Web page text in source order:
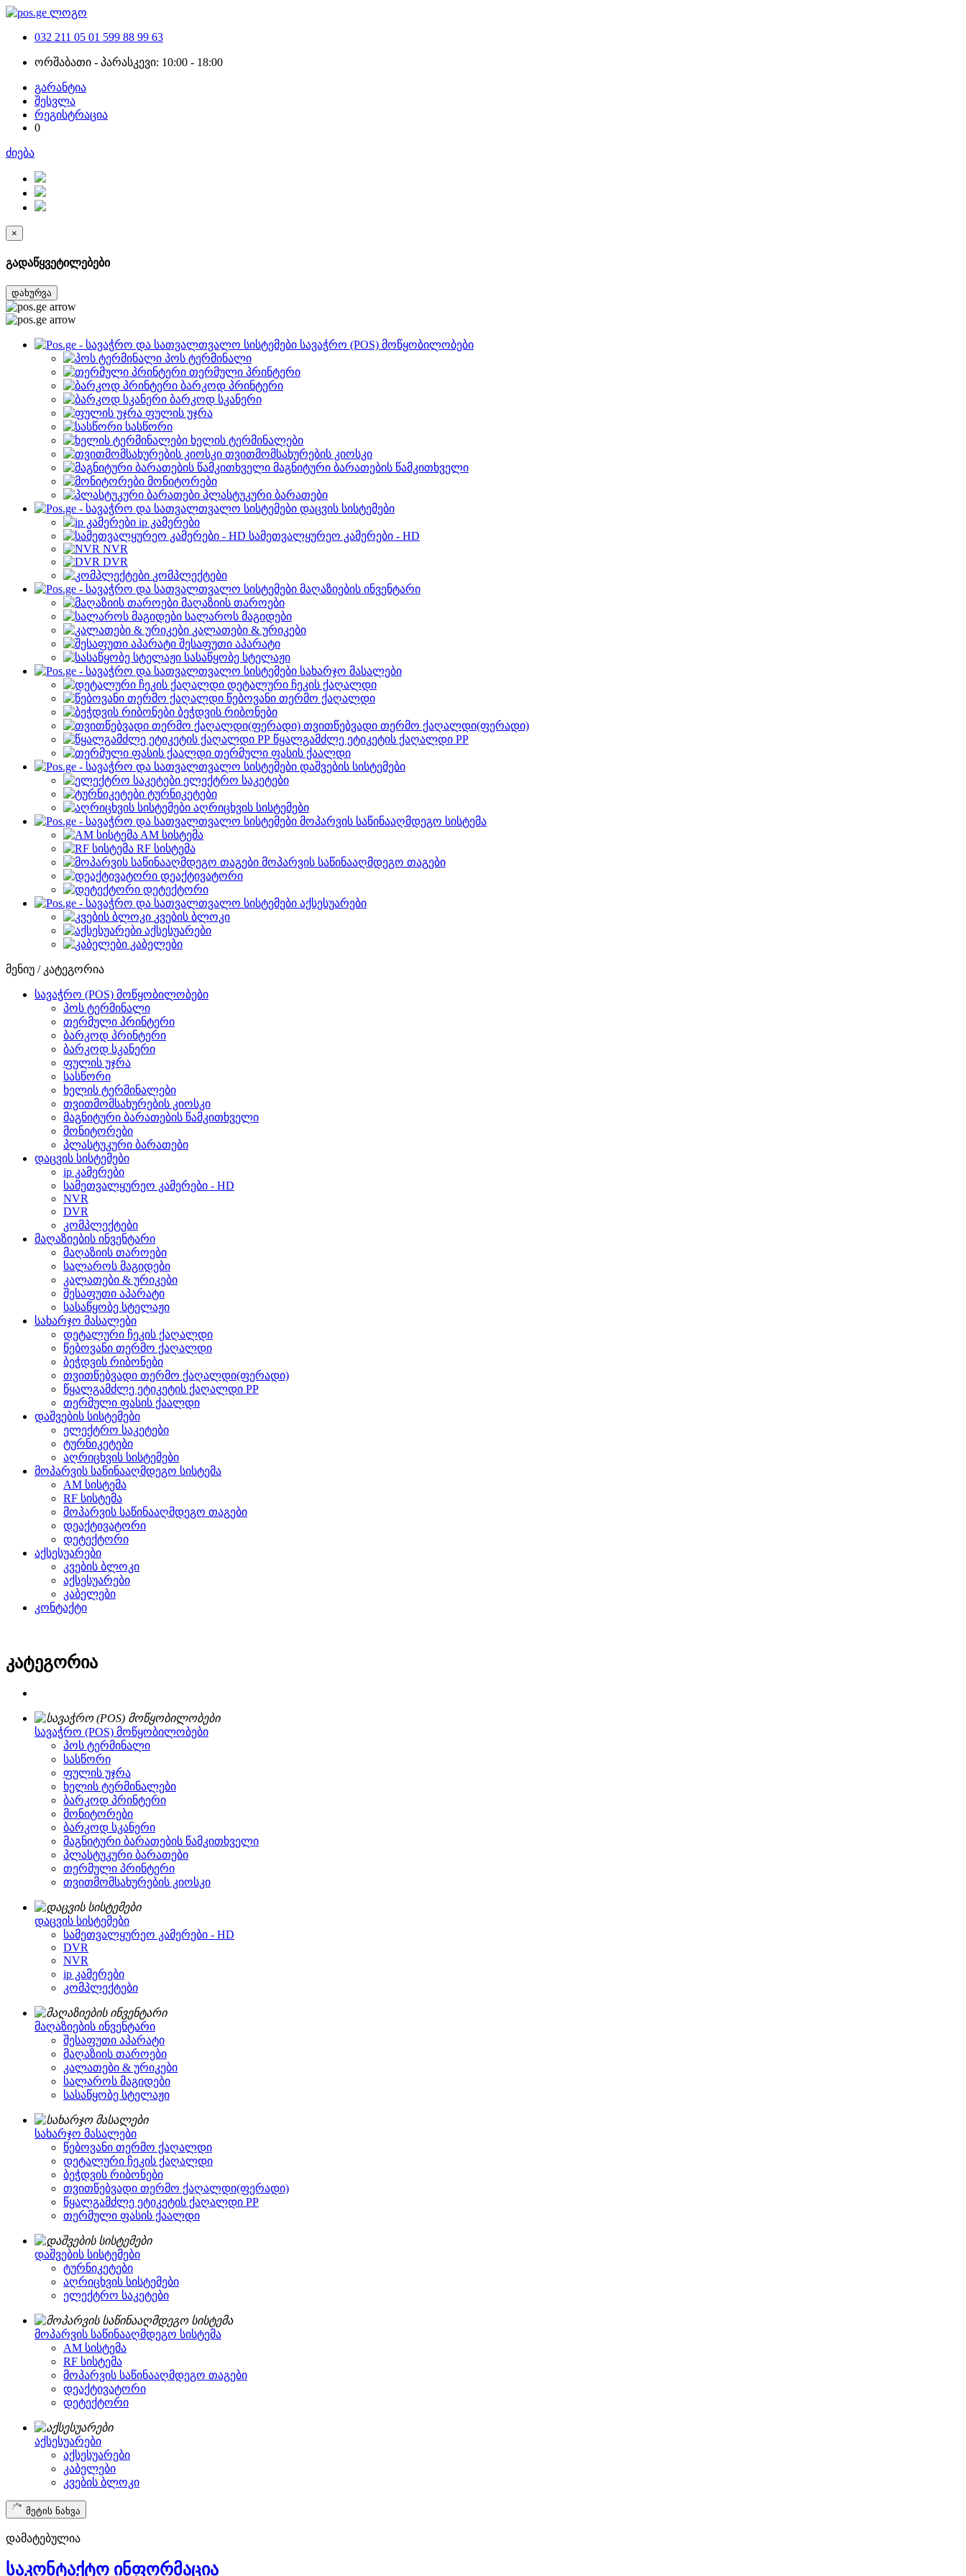
032 211 05 01 599 88 99 63
ორშაბათი - პარასკევი: 10:00 - 18:00
გარანტია
შესვლა
რეგისტრაცია
0
ძიება
×
გადაწყვეტილებები
დახურვა
სავაჭრო (POS) მოწყობილობები
პოს ტერმინალი
თერმული პრინტერი
ბარკოდ პრინტერი
ბარკოდ სკანერი
ფულის უჯრა
სასწორი
ხელის ტერმინალები
თვითმომსახურების კიოსკი
მაგნიტური ბარათების წამკითხველი
მონიტორები
პლასტუკური ბარათები
დაცვის სისტემები
ip კამერები
სამეთვალყურეო კამერები - HD
NVR
DVR
კომპლექტები
მაღაზიების ინვენტარი
მაღაზიის თაროები
სალაროს მაგიდები
კალათები & ურიკები
შესაფუთი აპარატი
სასაწყობე სტელაჟი
სახარჯო მასალები
დეტალური ჩეკის ქაღალდი
წებოვანი თერმო ქაღალდი
ბეჭდვის რიბონები
თვითწებვადი თერმო ქაღალდი(ფერადი)
წყალგამძლე ეტიკეტის ქაღალდი PP
თერმული ფასის ქაალდი
დაშვების სისტემები
ელექტრო საკეტები
ტურნიკეტები
აღრიცხვის სისტემები
მოპარვის საწინააღმდეგო სისტემა
AM სისტემა
RF სისტემა
მოპარვის საწინააღმდეგო თაგები
დეაქტივატორი
დეტექტორი
აქსესუარები
კვების ბლოკი
აქსესუარები
კაბელები
მენიუ / კატეგორია
სავაჭრო (POS) მოწყობილობები
პოს ტერმინალი
თერმული პრინტერი
ბარკოდ პრინტერი
ბარკოდ სკანერი
ფულის უჯრა
სასწორი
ხელის ტერმინალები
თვითმომსახურების კიოსკი
მაგნიტური ბარათების წამკითხველი
მონიტორები
პლასტუკური ბარათები
დაცვის სისტემები
ip კამერები
სამეთვალყურეო კამერები - HD
NVR
DVR
კომპლექტები
მაღაზიების ინვენტარი
მაღაზიის თაროები
სალაროს მაგიდები
კალათები & ურიკები
შესაფუთი აპარატი
სასაწყობე სტელაჟი
სახარჯო მასალები
დეტალური ჩეკის ქაღალდი
წებოვანი თერმო ქაღალდი
ბეჭდვის რიბონები
თვითწებვადი თერმო ქაღალდი(ფერადი)
წყალგამძლე ეტიკეტის ქაღალდი PP
თერმული ფასის ქაალდი
დაშვების სისტემები
ელექტრო საკეტები
ტურნიკეტები
აღრიცხვის სისტემები
მოპარვის საწინააღმდეგო სისტემა
AM სისტემა
RF სისტემა
მოპარვის საწინააღმდეგო თაგები
დეაქტივატორი
დეტექტორი
აქსესუარები
კვების ბლოკი
აქსესუარები
კაბელები
კონტაქტი
კატეგორია
სავაჭრო (POS) მოწყობილობები
პოს ტერმინალი
სასწორი
ფულის უჯრა
ხელის ტერმინალები
ბარკოდ პრინტერი
მონიტორები
ბარკოდ სკანერი
მაგნიტური ბარათების წამკითხველი
პლასტუკური ბარათები
თერმული პრინტერი
თვითმომსახურების კიოსკი
დაცვის სისტემები
სამეთვალყურეო კამერები - HD
DVR
NVR
ip კამერები
კომპლექტები
მაღაზიების ინვენტარი
შესაფუთი აპარატი
მაღაზიის თაროები
კალათები & ურიკები
სალაროს მაგიდები
სასაწყობე სტელაჟი
სახარჯო მასალები
წებოვანი თერმო ქაღალდი
დეტალური ჩეკის ქაღალდი
ბეჭდვის რიბონები
თვითწებვადი თერმო ქაღალდი(ფერადი)
წყალგამძლე ეტიკეტის ქაღალდი PP
თერმული ფასის ქაალდი
დაშვების სისტემები
ტურნიკეტები
აღრიცხვის სისტემები
ელექტრო საკეტები
მოპარვის საწინააღმდეგო სისტემა
AM სისტემა
RF სისტემა
მოპარვის საწინააღმდეგო თაგები
დეაქტივატორი
დეტექტორი
აქსესუარები
აქსესუარები
კაბელები
კვების ბლოკი
მეტის ნახვა
დამატებულია
საკონტაქტო ინფორმაცია